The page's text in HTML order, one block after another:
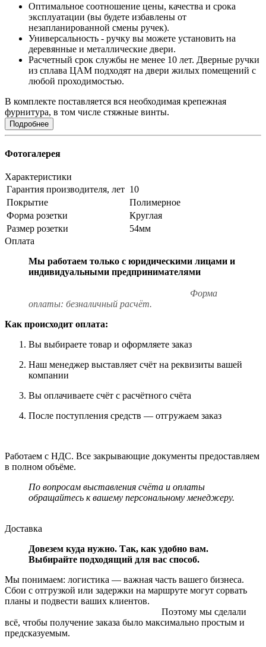
Оптимальное соотношение цены, качества и срока
эксплуатации (вы будете избавлены от
незапланированной смены ручек).
Универсальность - ручку вы можете установить на
деревянные и металлические двери.
Расчетный срок службы не менее 10 лет. Дверные ручки
из сплава ЦАМ подходят на двери жилых помещений с
любой проходимостью.
В комплекте поставляется вся необходимая крепежная
фурнитура, в том числе стяжные винты.
Подробнее
Фотогалерея
Характеристики
Гарантия производителя, лет 10
Покрытие
Полимерное
Форма розетки
Круглая
Размер розетки
54мм
Оплата
Мы работаем только с юридическими лицами и
индивидуальными предпринимателями
Форма
оплаты: безналичный расчёт.
Как происходит оплата:
Вы выбираете товар и оформляете заказ
Наш менеджер выставляет счёт на реквизиты вашей
компании
Вы оплачиваете счёт с расчётного счёта
После поступления средств — отгружаем заказ
Работаем с НДС. Все закрывающие документы предоставляем
в полном объёме.
По вопросам выставления счёта и оплаты
обращайтесь к вашему персональному менеджеру.
Доставка
Довезем куда нужно. Так, как удобно вам.
Выбирайте подходящий для вас способ.
Мы понимаем: логистика — важная часть вашего бизнеса.
Сбои с отгрузкой или задержки на маршруте могут сорвать
планы и подвести ваших клиентов.
Поэтому мы сделали
всё, чтобы получение заказа было максимально простым и
предсказуемым.